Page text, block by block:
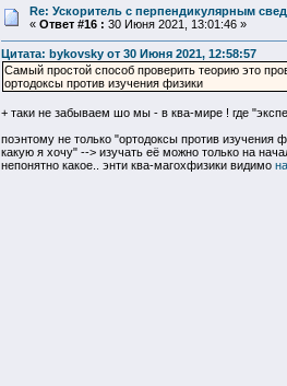
Re: Ускоритель с перпендикулярным
« Ответ #16 : 30 Июня 2021, 13:01:46 »
Цитата: bykovsky от 30 Июня 2021, 12:58:57
Самый простой способ проверить теорию это
ортодоксы против изучения физики
+ таки не забываем шо мы - в ква-мире ! где
поэнтому не только "ортодоксы против изучения
какую я хочу" --> изучать её можно только на
непонятно какое.. энти ква-магохфизики видимо